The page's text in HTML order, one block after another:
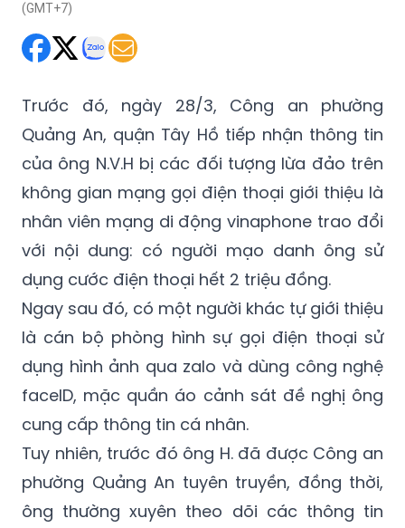
(GMT+7)
Trước đó, ngày 28/3, Công an phường
Quảng An, quận Tây Hồ tiếp nhận thông tin
của ông N.V.H bị các đối tượng lừa đảo trên
không gian mạng gọi điện thoại giới thiệu là
nhân viên mạng di động vinaphone trao đổi
với nội dung: có người mạo danh ông sử
dụng cước điện thoại hết 2 triệu đồng.
Ngay sau đó, có một người khác tự giới thiệu
là cán bộ phòng hình sự gọi điện thoại sử
dụng hình ảnh qua zalo và dùng công nghệ
faceID, mặc quần áo cảnh sát đề nghị ông
cung cấp thông tin cá nhân.
Tuy nhiên, trước đó ông H. đã được Công an
phường Quảng An tuyên truyền, đồng thời,
ông thường xuyên theo dõi các thông tin